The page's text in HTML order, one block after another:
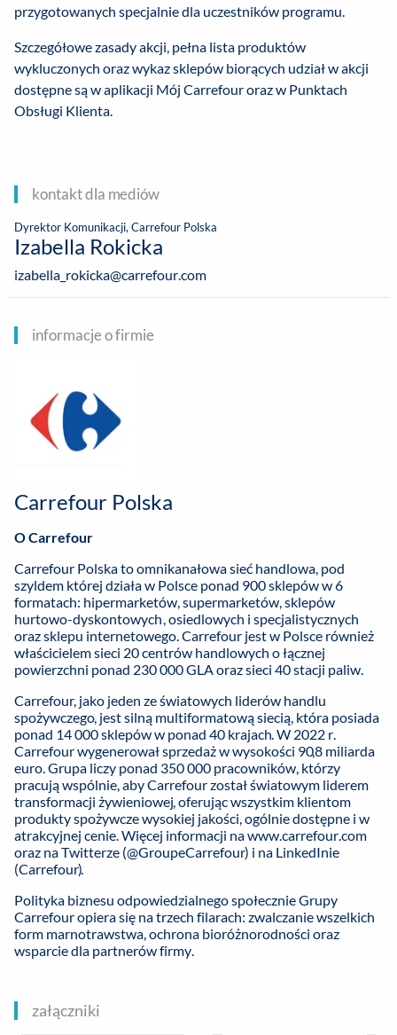
przygotowanych specjalnie dla uczestników programu.
Szczegółowe zasady akcji, pełna lista produktów
wykluczonych oraz wykaz sklepów biorących udział w akcji
dostępne są w aplikacji Mój Carrefour oraz w Punktach
Obsługi Klienta.
kontakt dla mediów
Dyrektor Komunikacji, Carrefour Polska
Izabella Rokicka
izabella_rokicka@carrefour.com
informacje o firmie
Carrefour Polska
O Carrefour
Carrefour Polska to omnikanałowa sieć handlowa, pod
szyldem której działa w Polsce ponad 900 sklepów w 6
formatach: hipermarketów, supermarketów, sklepów
hurtowo-dyskontowych, osiedlowych i specjalistycznych
oraz sklepu internetowego. Carrefour jest w Polsce również
właścicielem sieci 20 centrów handlowych o łącznej
powierzchni ponad 230 000 GLA oraz sieci 40 stacji paliw.
Carrefour, jako jeden ze światowych liderów handlu
spożywczego, jest silną multiformatową siecią, która posiada
ponad 14 000 sklepów w ponad 40 krajach. W 2022 r.
Carrefour wygenerował sprzedaż w wysokości 90,8 miliarda
euro. Grupa liczy ponad 350 000 pracowników, którzy
pracują wspólnie, aby Carrefour został światowym liderem
transformacji żywieniowej, oferując wszystkim klientom
produkty spożywcze wysokiej jakości, ogólnie dostępne i w
atrakcyjnej cenie. Więcej informacji nawww.carrefour.com
oraz na Twitterze (@GroupeCarrefour) i na LinkedInie
(Carrefour).
Polityka biznesu odpowiedzialnego społecznie Grupy
Carrefour opiera się na trzech filarach: zwalczanie wszelkich
form marnotrawstwa, ochrona bioróżnorodności oraz
wsparcie dla partnerów firmy.
załączniki